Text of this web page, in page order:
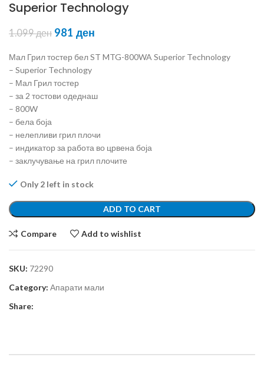
Superior Technology
1.099ден 981 ден
Мал Грил тостер бел ST MTG-800WA Superior Technology
– Superior Technology
– Мал Грил тостер
– за 2 тостови одеднаш
– 800W
– бела боја
– нелепливи грил плочи
– индикатор за работа во црвена боја
– заклучување на грил плочите
Only 2 left in stock
ADD TO CART
Compare Add to wishlist
SKU: 72290
Category: Апарати мали
Share: